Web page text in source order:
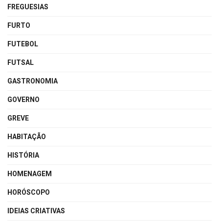
FREGUESIAS
FURTO
FUTEBOL
FUTSAL
GASTRONOMIA
GOVERNO
GREVE
HABITAÇÃO
HISTÓRIA
HOMENAGEM
HORÓSCOPO
IDEIAS CRIATIVAS